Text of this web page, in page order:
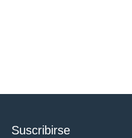
Suscribirse